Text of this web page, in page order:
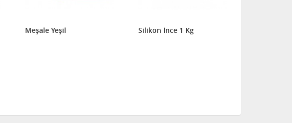
Meşale Yeşil Silikon İnce 1 Kg